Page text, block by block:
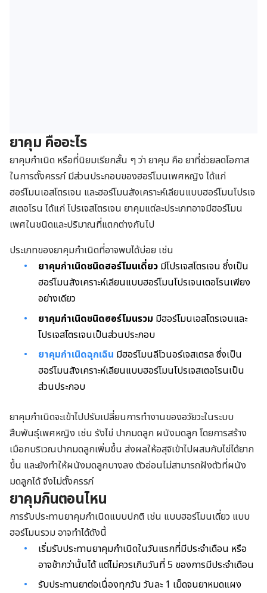
ยาคุม คืออะไร
ยาคุมกำเนิด หรือที่นิยมเรียกสั้น ๆ ว่า ยาคุม คือ ยาที่ช่วยลดโอกาส
ในการตั้งครรภ์ มีส่วนประกอบของฮอร์โมนเพศหญิง ได้แก่
ฮอร์โมนเอสโตรเจน และฮอร์โมนสังเคราะห์เลียนแบบฮอร์โมนโปรเจ
สเตอโรน ได้แก่ โปรเจสโตรเจน ยาคุมแต่ละประเภทอาจมีฮอร์โมน
เพศในชนิดและปริมาณที่แตกต่างกันไป
ประเภทของยาคุมกำเนิดที่อาจพบได้บ่อย เช่น
ยาคุมกำเนิดชนิดฮอร์โมนเดี่ยว มีโปรเจสโตรเจน ซึ่งเป็น
ฮอร์โมนสังเคราะห์เลียนแบบฮอร์โมนโปรเจนเตอโรนเพียง
อย่างเดียว
ยาคุมกำเนิดชนิดฮอร์โมนรวม มีฮอร์โมนเอสโตรเจนและ
โปรเจสโตรเจนเป็นส่วนประกอบ
ยาคุมกำเนิดฉุกเฉิน มีฮอร์โมนลีโวนอร์เจสเตรล ซึ่งเป็น
ฮอร์โมนสังเคราะห์เลียนแบบฮอร์โมนโปรเจสเตอโรนเป็น
ส่วนประกอบ
ยาคุมกำเนิดจะเข้าไปปรับเปลี่ยนการทำงานของอวัยวะในระบบ
สืบพันธุ์เพศหญิง เช่น รังไข่ ปากมดลูก ผนังมดลูก โดยการสร้าง
เมือกบริเวณปากมดลูกเพิ่มขึ้น ส่งผลให้อสุจิเข้าไปผสมกับไข่ได้ยาก
ขึ้น และยังทำให้ผนังมดลูกบางลง ตัวอ่อนไม่สามารถฝังตัวที่ผนัง
มดลูกได้ จึงไม่ตั้งครรภ์
ยาคุมกินตอนไหน
การรับประทานยาคุมกำเนิดแบบปกติ เช่น แบบฮอร์โมนเดี่ยว แบบ
ฮอร์โมนรวม อาจทำได้ดังนี้
เริ่มรับประทานยาคุมกำเนิดในวันแรกที่มีประจำเดือน หรือ
อาจช้ากว่านั้นได้ แต่ไม่ควรเกินวันที่ 5 ของการมีประจำเดือน
รับประทานยาต่อเนื่องทุกวัน วันละ 1 เม็ดจนยาหมดแผง